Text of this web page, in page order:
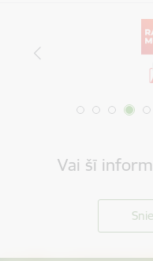
Vai šī